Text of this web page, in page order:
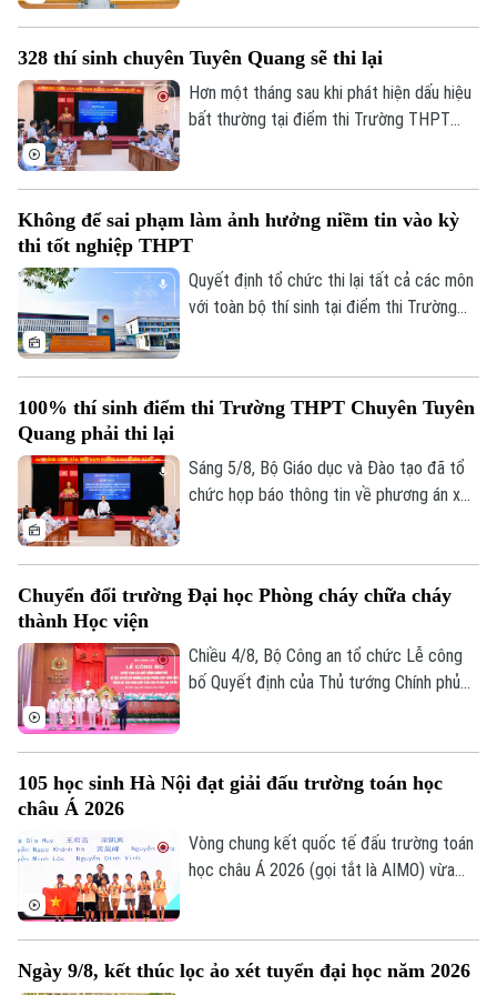
Di tích
Tư vấn sức khỏe
Bóng đá
Quần vợt
Golf
Giải trí
Tin tức
Sao
Điện ảnh
Thời trang
Âm nhạc
Đã phát sóng
chất đến sách giáo khoa, bảo đảm không
học sinh nào bị bỏ lại phía sau.
328 thí sinh chuyên Tuyên Quang sẽ thi lại
Hơn một tháng sau khi phát hiện dấu hiệu
bất thường tại điểm thi Trường THPT
Không để sai phạm làm ảnh hưởng niềm tin vào kỳ
thi tốt nghiệp THPT
Quyết định tổ chức thi lại tất cả các môn
với toàn bộ thí sinh tại điểm thi Trường
quan và quy chế thi hiện hành, nhằm bảo
tốt nghiệp THPT, đồng thời bảo vệ quyền
lợi của các thí sinh và giữ vững niềm tin
100% thí sinh điểm thi Trường THPT Chuyên Tuyên
Quang phải thi lại
Sáng 5/8, Bộ Giáo dục và Đào tạo đã tổ
chức họp báo thông tin về phương án xử
toàn bộ thí sinh tại điểm thi này sẽ thi lại
Chuyển đổi trường Đại học Phòng cháy chữa cháy
thành Học viện
Chiều 4/8, Bộ Công an tổ chức Lễ công
bố Quyết định của Thủ tướng Chính phủ
dự và chỉ đạo buổi lễ Thượng tướng, TS
Phó Bí thư Đảng ủy Công an Trung ương,
Thứ trưởng Bộ Công an; GS.TS Lê Quân,
105 học sinh Hà Nội đạt giải đấu trường toán học
châu Á 2026
Vòng chung kết quốc tế đấu trường toán
học châu Á 2026 (gọi tắt là AIMO) vừa
phong phối hợp với Đại học Bách Khoa Hà
Ngày 9/8, kết thúc lọc ảo xét tuyển đại học năm 2026